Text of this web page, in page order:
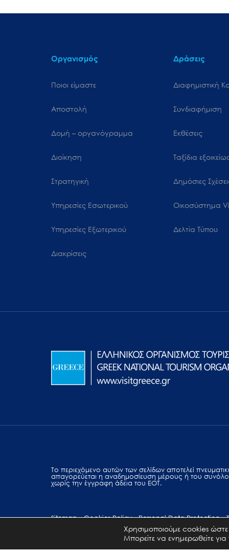
Οργανισμός
Ποιοι είμαστε
Αποστολή
Δομή – οργανόγραμμα
Διοίκηση
Στρατηγική
Υπηρεσίες Εσωτερικού
Υπηρεσίες Εξωτερικού
Διακρίσεις
Δράσεις
Διαφημιστική
Συνδιαφήμιση
Εκθέσεις
Ταξίδια
Δημόσιες
Oικοσύστημα
Δελτία Τύπου
Το περιεχόμενο αυτών των σελίδων αποτελεί
απαγορεύεται η αναδημοσίευση μέρους ή του
χωρίς την έγγραφη άδεια του ΕΟΤ.
Sitemap Cookies Policy Personal Data Protection
Χρησιμοποιούμε cookies
Μπορείτε να ενημερωθείτε